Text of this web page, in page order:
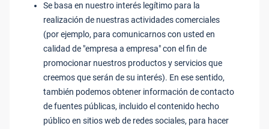
Se basa en nuestro interés legítimo para la
realización de nuestras actividades comerciales
(por ejemplo, para comunicarnos con usted en
calidad de "empresa a empresa" con el fin de
promocionar nuestros productos y servicios que
creemos que serán de su interés). En ese sentido,
también podemos obtener información de contacto
de fuentes públicas, incluido el contenido hecho
público en sitios web de redes sociales, para hacer